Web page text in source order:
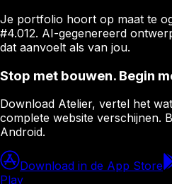
Je portfolio hoort op maat te
#4.012. AI-gegenereerd
dat aanvoelt als van jou.
Stop met bouwen. Begin
Download Atelier, vertel het
complete website verschijnen.
Android.
Download in de App Store
Play